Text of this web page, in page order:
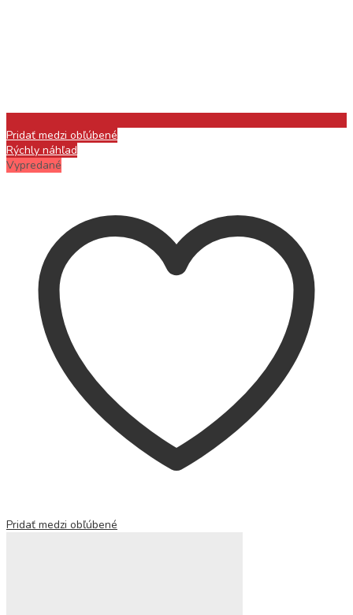
Pridať medzi obľúbené
Rýchly náhľad
Vypredané
Pridať medzi obľúbené